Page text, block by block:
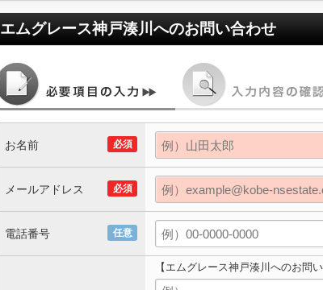
エムグレース神戸湊川 へのお問い合わせ
必須
お名前
必須
メールアドレス
任意
電話番号
【エムグレース神戸湊川へのお問い